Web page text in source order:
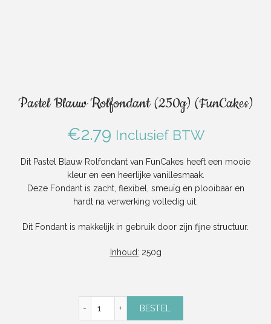
Pastel Blauw Rolfondant (250g) (FunCakes)
€2.79 Inclusief BTW
Dit Pastel Blauw Rolfondant van FunCakes heeft een mooie
kleur en een heerlijke vanillesmaak.
Deze Fondant is zacht, flexibel, smeuïg en plooibaar en
hardt na verwerking volledig uit.
Dit Fondant is makkelijk in gebruik door zijn fijne structuur.
Inhoud: 250g
BESTEL